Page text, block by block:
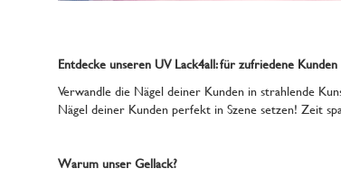
Entdecke unseren UV Lack4all: für zufriedene
Verwandle die Nägel deiner Kunden in strahlende
Nägel deiner Kunden perfekt in Szene setzen! Zeit
Warum unser Gellack?